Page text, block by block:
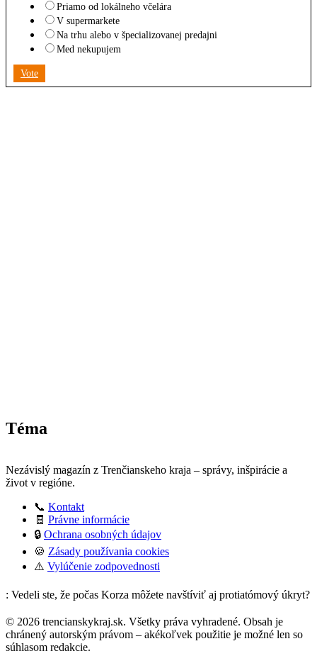
Priamo od lokálneho včelára
V supermarkete
Na trhu alebo v špecializovanej predajni
Med nekupujem
Vote
Téma
Nezávislý magazín z Trenčianskeho kraja – správy, inšpirácie a
život v regióne.
📞 Kontakt
🧾 Právne informácie
🔒 Ochrana osobných údajov
🍪 Zásady používania cookies
⚠️ Vylúčenie zodpovednosti
: Vedeli ste, že počas Korza môžete navštíviť aj protiatómový úkryt?
© 2026 trencianskykraj.sk. Všetky práva vyhradené. Obsah je
chránený autorským právom – akékoľvek použitie je možné len so
súhlasom redakcie.